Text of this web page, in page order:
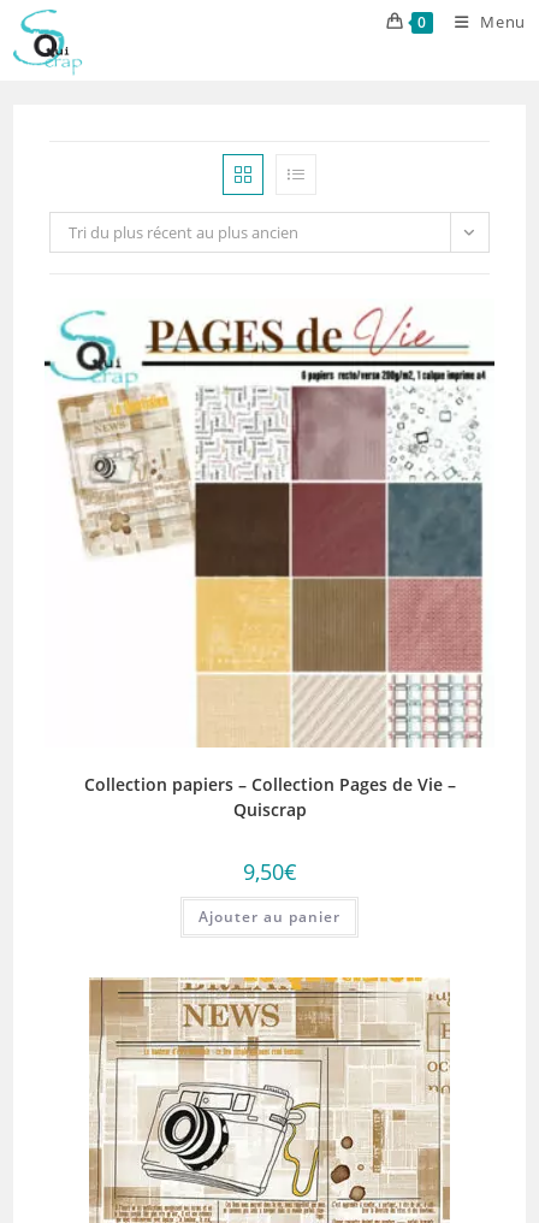
Skip
content
0 Menu
Tri du plus récent au plus ancien
Collection papiers – Collection Pages de Vie –
Quiscrap
9,50€
Ajouter au panier